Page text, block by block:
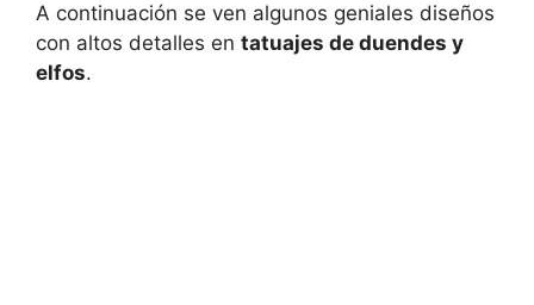
A continuación se ven algunos geniales diseños
con altos detalles en tatuajes de duendes y
elfos.